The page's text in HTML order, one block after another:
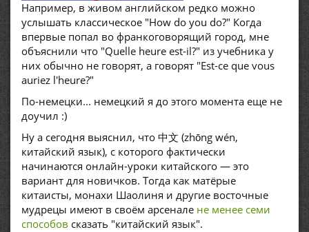
Например, в живом английском редко можно
услышать классическое "How do you do?" Когда
впервые попал во франкоговорящий город, мне
объяснили что "Quelle heure est-il?" из учебника у
них обычно не говорят, а говорят "Est-ce que vous
auriez l'heure?"
По-немецки... немецкий я до этого момента еще не
доучил :)
Ну а сегодня выяснил, что 中文 (zhōng wén,
китайский язык), с которого фактически
начинаются онлайн-уроки китайского — это
вариант для новичков. Тогда как матёрые
китаисты, монахи Шаолиня и другие восточные
мудрецы имеют в своём арсенале не менее семи
способов сказать "китайский язык".